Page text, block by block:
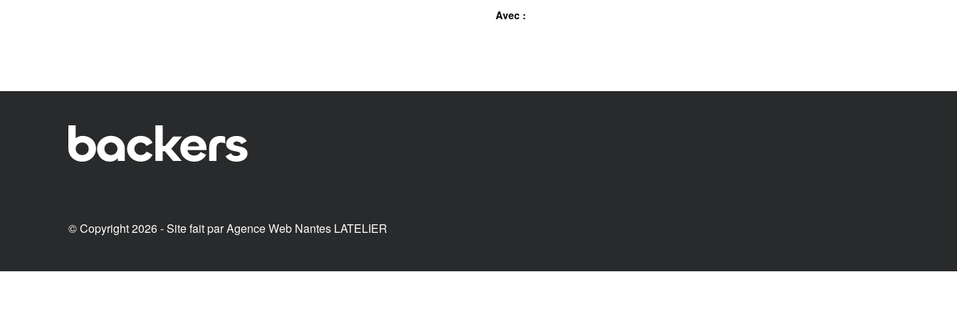
Avec :
© Copyright 2026 - Site fait parAgence Web Nantes LATELIER